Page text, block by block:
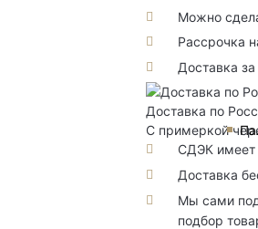
Можно
Рассрочка
Доставка
Доставка по
С примеркой
СДЭК имеет
Доставка
Мы сами
подбор